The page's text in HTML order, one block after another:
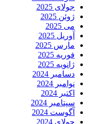
جولای 2025
ژوئن 2025
می 2025
آوریل 2025
مارس 2025
فوریه 2025
ژانویه 2025
دسامبر 2024
نوامبر 2024
اکتبر 2024
سپتامبر 2024
آگوست 2024
جولای 2024